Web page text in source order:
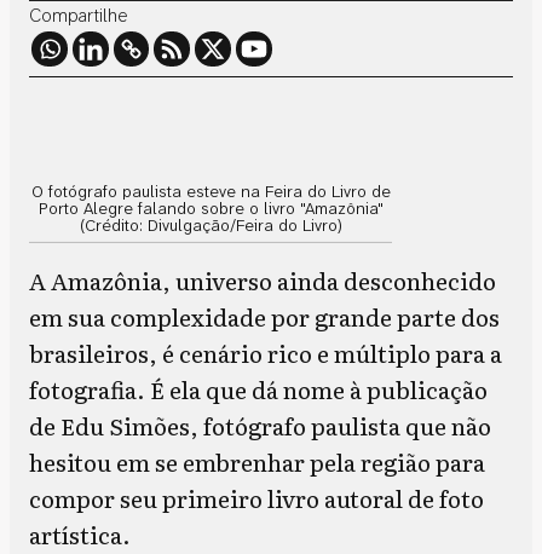
Compartilhe
O fotógrafo paulista esteve na Feira do Livro de
Porto Alegre falando sobre o livro "Amazônia"
(Crédito: Divulgação/Feira do Livro)
A Amazônia, universo ainda desconhecido
em sua complexidade por grande parte dos
brasileiros, é cenário rico e múltiplo para a
fotografia. É ela que dá nome à publicação
de Edu Simões, fotógrafo paulista que não
hesitou em se embrenhar pela região para
compor seu primeiro livro autoral de foto
artística.